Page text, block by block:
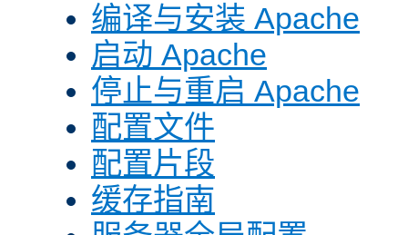
编译与安装 Apache
启动 Apache
停止与重启 Apache
配置文件
配置片段
缓存指南